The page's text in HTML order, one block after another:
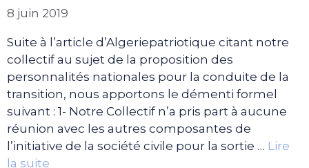
8 juin 2019
Suite à l’article d’Algeriepatriotique citant notre
collectif au sujet de la proposition des
personnalités nationales pour la conduite de la
transition, nous apportons le démenti formel
suivant : 1- Notre Collectif n’a pris part à aucune
réunion avec les autres composantes de
l’initiative de la société civile pour la sortie … Lire
la suite